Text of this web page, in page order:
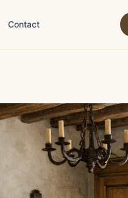
→
& succession →
déco →
& art de vivre
Contact